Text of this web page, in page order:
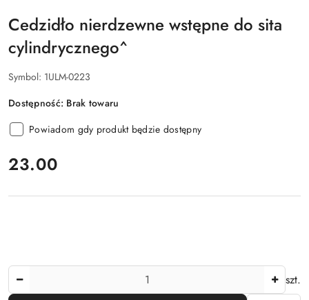
Cedzidło nierdzewne wstępne do sita
cylindrycznego^
Symbol: 1ULM-0223
Dostępność: Brak towaru
Powiadom gdy produkt będzie dostępny
cena:
23.00
szt.